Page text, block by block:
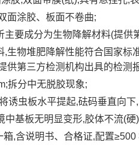
面涂胶、板面不卷曲;
主要成分为生物降解材料(提
,生物堆肥降解性能符合国家
供第三方检测机构出具的检测
拆分中无脱胶现象;
诱虫板水平提起,砝码垂直向
中基板无明显变形,胶体不流(
,含说明书、合格证,配置